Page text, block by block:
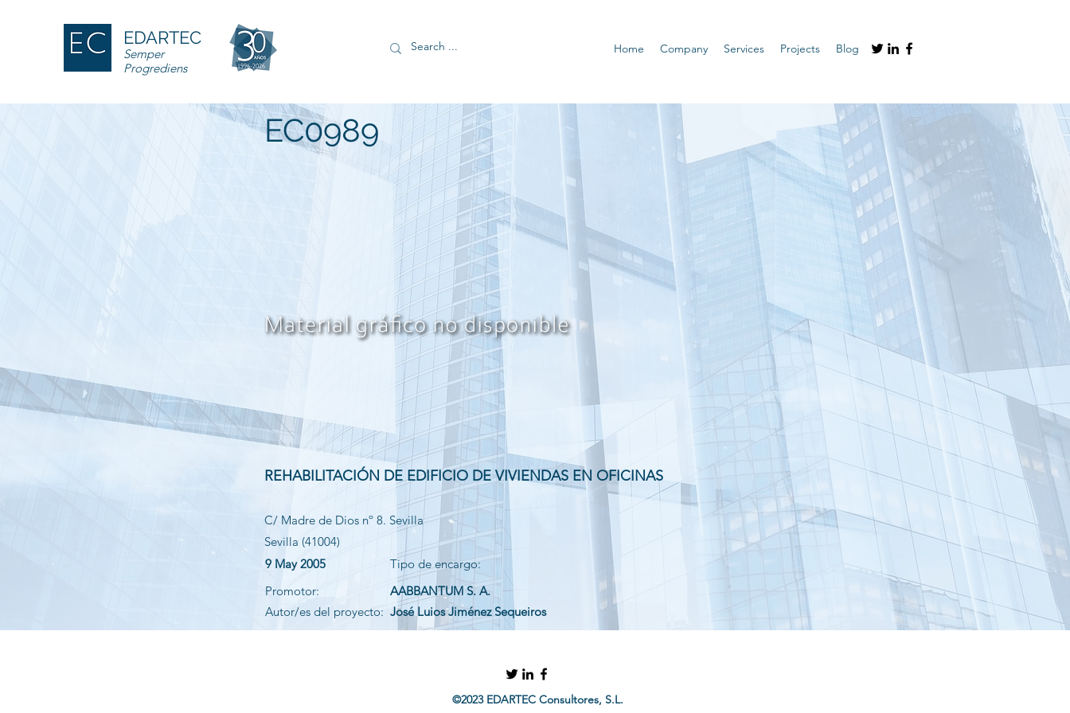
EDARTEC
Semper
Progrediens
Home Company Services Projects Blog
EC0989
REHABILITACIÓN DE EDIFICIO DE VIVIENDAS EN OFICINAS
C/ Madre de Dios nº 8. Sevilla
Sevilla (41004)
9 May 2005
Promotor:
Autor/es del proyecto:
Tipo de encargo:
AABBANTUM S. A.
José Luios Jiménez Sequeiros
©2023 EDARTEC Consultores, S.L.